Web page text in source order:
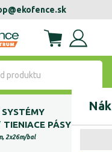
produktu
TIENIACE PÁSY
2x26m/bal